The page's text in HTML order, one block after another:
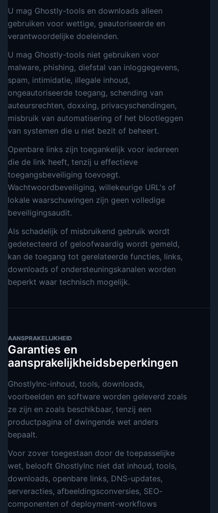
U mag Ghostly-tools en downloads alleen
gebruiken voor wettige, geautoriseerde en
verantwoordelijke doeleinden.
U mag Ghostly-tools niet gebruiken voor
malware, phishing, diefstal van inloggegevens,
spam, intimidatie, illegale inhoud,
ongeautoriseerde toegang, schending van
auteursrechten, doxxing, privacyschendingen,
misbruik van automatisering of het blootleggen
van systemen die u niet bezit of beheert.
Openbare links zijn toegankelijk voor iedereen
die de link heeft, tenzij u effectieve
toegangsbeveiliging toevoegt.
Wachtwoordbeveiliging, willekeurige URL's of
lokale waarschuwingen zijn geen volledige
beveiligingsaudit.
Als schadelijk of misbruikend gebruik wordt
gedetecteerd of geloofwaardig wordt gemeld,
kan de toegang tot gerelateerde functies, links,
downloads of ondersteuningskanalen worden
beperkt waar technisch mogelijk.
AANSPRAKELIJKHEID
Garanties en
aansprakelijkheidsbeperkingen
GhostlyInc-inhoud, tools, downloads,
voorbeelden en software worden geleverd zoals
ze zijn en zoals beschikbaar, tenzij een
productpagina of dwingende wet anders
bepaalt.
Voor zover toegestaan door de toepasselijke
wet, belooft GhostlyInc niet dat inhoud, tools,
downloads, openbare links, DNS-updates,
serveracties, afbeeldingsconversies, SEO-
componenten of deployment-workflows